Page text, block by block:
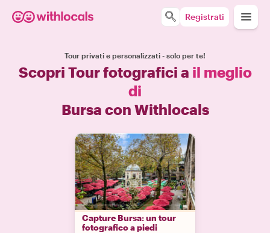
Registrati
Tour privati e personalizzati - solo per te!
Scopri Tour fotografici a il meglio
di
Bursa con Withlocals
Capture Bursa: un tour
fotografico a piedi